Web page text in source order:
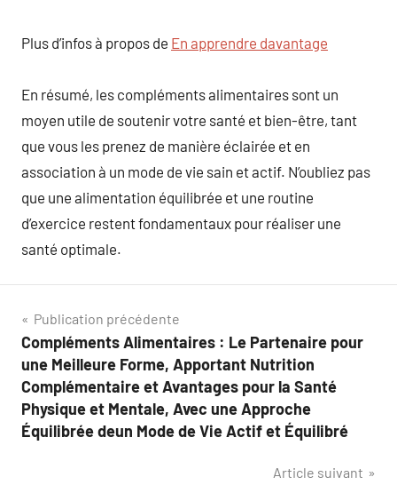
Plus d’infos à propos de En apprendre davantage
En résumé, les compléments alimentaires sont un
moyen utile de soutenir votre santé et bien-être, tant
que vous les prenez de manière éclairée et en
association à un mode de vie sain et actif. N’oubliez pas
que une alimentation équilibrée et une routine
d’exercice restent fondamentaux pour réaliser une
santé optimale.
Navigation
de
l’article
Publication précédente
Compléments Alimentaires : Le Partenaire pour
une Meilleure Forme, Apportant Nutrition
Complémentaire et Avantages pour la Santé
Physique et Mentale, Avec une Approche
Équilibrée deun Mode de Vie Actif et Équilibré
Article suivant